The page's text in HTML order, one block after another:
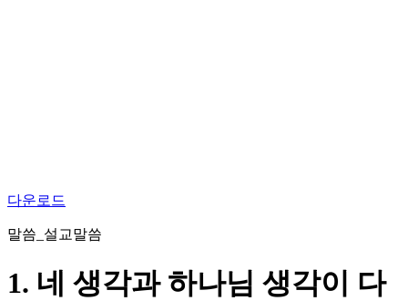
다운로드
말씀_설교말씀
1. 네 생각과 하나님 생각이 다